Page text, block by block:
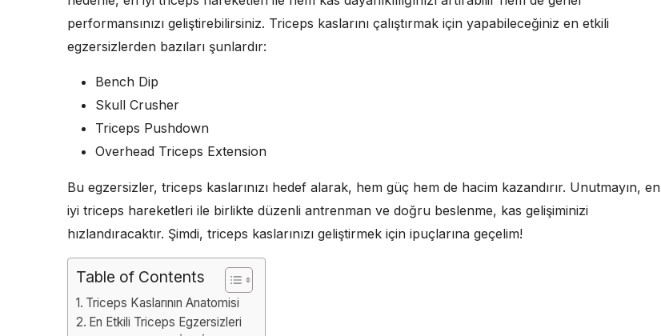
performansınızı geliştirebilirsiniz. Triceps kaslarını çalıştırmak için yapabileceğiniz en etkili
egzersizlerden bazıları şunlardır:
Bench Dip
Skull Crusher
Triceps Pushdown
Overhead Triceps Extension
Bu egzersizler, triceps kaslarınızı hedef alarak, hem güç hem de hacim kazandırır. Unutmayın, en
iyi triceps hareketleri ile birlikte düzenli antrenman ve doğru beslenme, kas gelişiminizi
hızlandıracaktır. Şimdi, triceps kaslarınızı geliştirmek için ipuçlarına geçelim!
Table of Contents
Triceps Kaslarının Anatomisi
En Etkili Triceps Egzersizleri